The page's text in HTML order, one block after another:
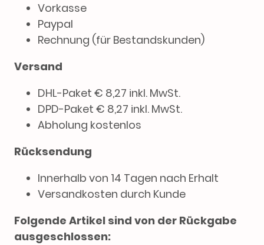
Vorkasse
Paypal
Rechnung (für Bestandskunden)
Versand
DHL-Paket € 8,27 inkl. MwSt.
DPD-Paket € 8,27 inkl. MwSt.
Abholung kostenlos
Rücksendung
Innerhalb von 14 Tagen nach Erhalt
Versandkosten durch Kunde
Folgende Artikel sind von der Rückgabe
ausgeschlossen: